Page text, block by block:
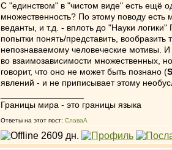
С "единством" в "чистом виде" есть ещё
множественность? По этому поводу есть
веданты, и т.д. - вплоть до "Науки
попытки понять/представить,
непознаваемому человеческие мотивы. И
во взаимозависимости множественных,
говорит, что оно не может быть познано (
явлений - и не приписывает этому
Границы мира - это границы языка
Ответы на этот пост: СлаваА